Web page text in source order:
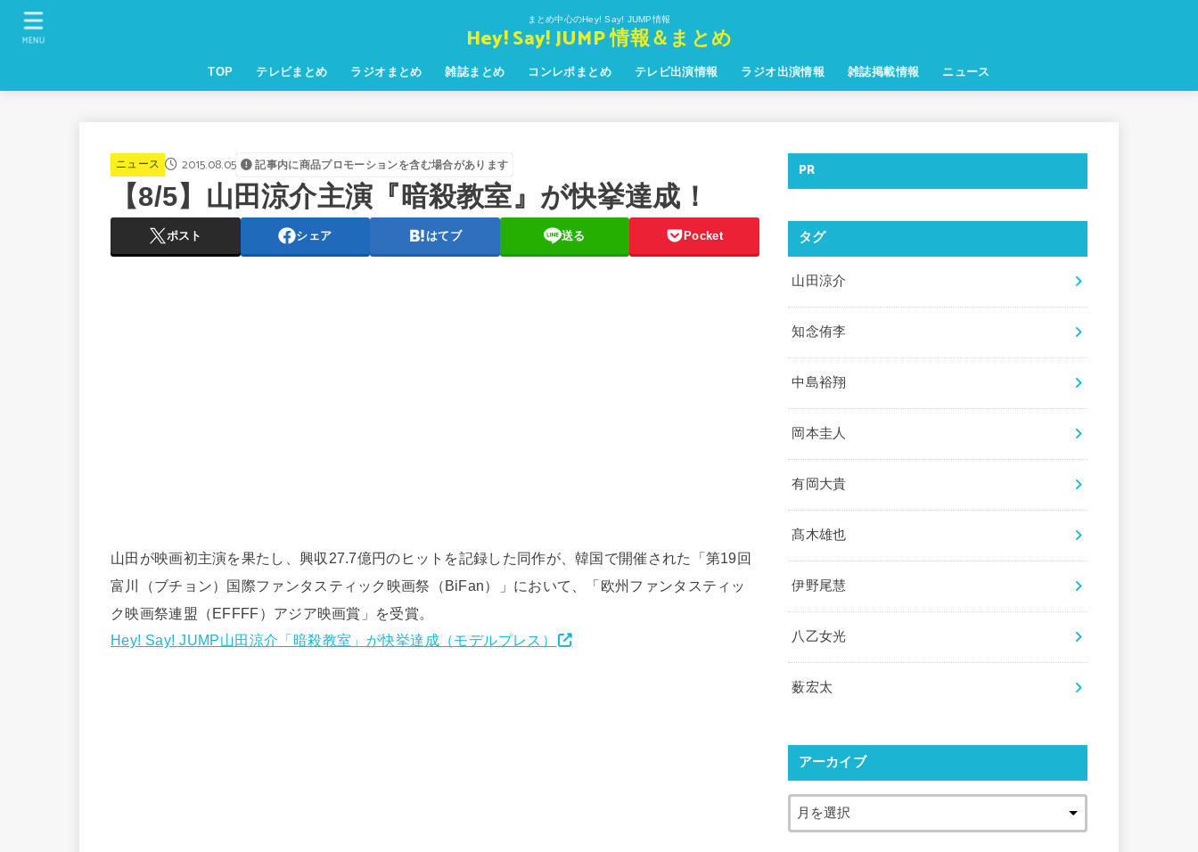
まとめ中心のHey! Say! JUMP情報
Hey! Say! JUMP 情報＆まとめ
TOP テレビまとめ ラジオまとめ 雑誌まとめ コンレポまとめ テレビ出演情報 ラジオ出演情報 雑誌掲載情報 ニュース
MENU
ニュース 2015.08.05 記事内に商品プロモーションを含む場合があります
【8/5】山田涼介主演『暗殺教室』が快挙達成！
ポスト シェア はてブ 送る Pocket
山田が映画初主演を果たし、興収27.7億円のヒットを記録した同作が、韓国で開催された「第19回
富川（ブチョン）国際ファンタスティック映画祭（BiFan）」において、「欧州ファンタスティッ
ク映画祭連盟（EFFFF）アジア映画賞」を受賞。
Hey! Say! JUMP山田涼介「暗殺教室」が快挙達成（モデルプレス）
PR
タグ
山田涼介
知念侑李
中島裕翔
岡本圭人
有岡大貴
髙木雄也
伊野尾慧
八乙女光
薮宏太
アーカイブ